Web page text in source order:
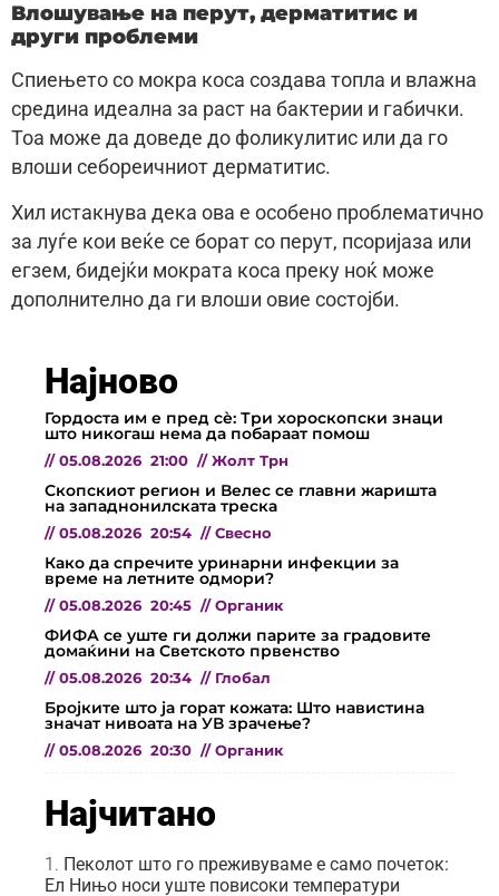
Влошување на перут, дерматитис и
други проблеми
Спиењето со мокра коса создава топла и влажна
средина идеална за раст на бактерии и габички.
Тоа може да доведе до фоликулитис или да го
влоши себореичниот дерматитис.
Хил истакнува дека ова е особено проблематично
за луѓе кои веќе се борат со перут, псоријаза или
егзем, бидејќи мократа коса преку ноќ може
дополнително да ги влоши овие состојби.
Најново
Гордоста им е пред сѐ: Три хороскопски знаци
што никогаш нема да побараат помош
// 05.08.2026 21:00 // Жолт Трн
Скопскиот регион и Велес се главни жаришта
на западнонилската треска
// 05.08.2026 20:54 // Свесно
Како да спречите уринарни инфекции за
време на летните одмори?
// 05.08.2026 20:45 // Органик
ФИФА се уште ги должи парите за градовите
домаќини на Светското првенство
// 05.08.2026 20:34 // Глобал
Бројките што ја горат кожата: Што навистина
значат нивоата на УВ зрачење?
// 05.08.2026 20:30 // Органик
Најчитано
Пеколот што го преживуваме е само почеток:
Ел Нињо носи уште повисоки температури